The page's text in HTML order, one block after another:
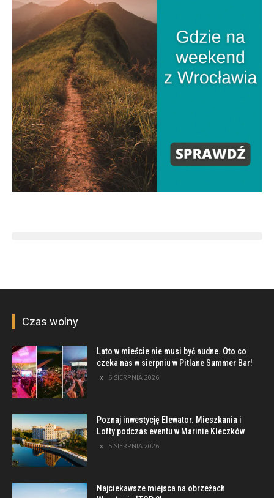
Czas wolny
Lato w mieście nie musi być nudne. Oto co
czeka nas w sierpniu w Pitlane Summer Bar!
6 SIERPNIA 2026
Poznaj inwestycję Elewator. Mieszkania i
Lofty podczas eventu w Marinie Kleczków
5 SIERPNIA 2026
Najciekawsze miejsca na obrzeżach